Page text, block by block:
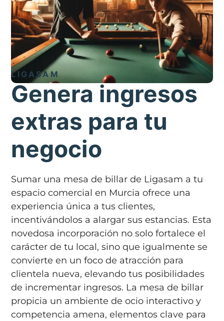
LIGASAM
Genera ingresos
extras para tu
negocio
Sumar una mesa de billar de Ligasam a tu
espacio comercial en Murcia ofrece una
experiencia única a tus clientes,
incentivándolos a alargar sus estancias. Esta
novedosa incorporación no solo fortalece el
carácter de tu local, sino que igualmente se
convierte en un foco de atracción para
clientela nueva, elevando tus posibilidades
de incrementar ingresos. La mesa de billar
propicia un ambiente de ocio interactivo y
competencia amena, elementos clave para